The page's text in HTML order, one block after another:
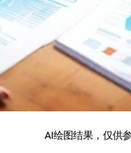
AI绘图结果，仅供